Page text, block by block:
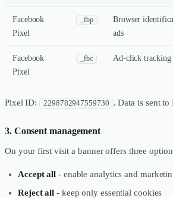
Facebook
Pixel
_fbp
Browser
ads
Facebook
Pixel
_fbc Ad-click tracking
Pixel ID: 2298782947559730 . Data is sent
3. Consent management
On your first visit a banner offers three
Accept all - enable analytics and
Reject all - keep only essential cookies